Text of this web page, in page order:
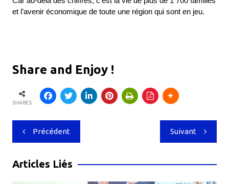
et l’avenir économique de toute une région qui sont en jeu.
Share and Enjoy !
SHARES
Navigation
de
l’article
Précédent Suivant
Articles Liés